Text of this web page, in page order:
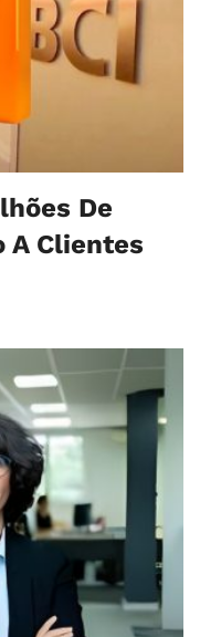
De
A Clientes